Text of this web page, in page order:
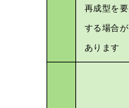
再成型を要
する場合が
あります